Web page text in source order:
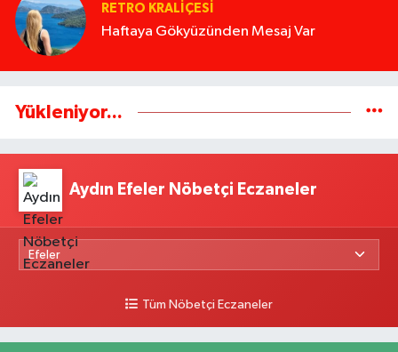
RETRO KRALIÇESI
Haftaya Gökyüzünden Mesaj Var
Yükleniyor...
Aydın Efeler Nöbetçi Eczaneler
Tüm Nöbetçi Eczaneler